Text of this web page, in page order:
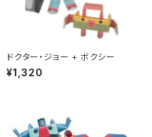
ドクター・ジョー + ボクシー
¥1,320